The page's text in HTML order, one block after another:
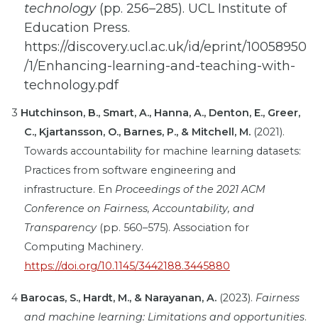
technology(pp. 256–285). UCL Institute of
Education Press.
https://discovery.ucl.ac.uk/id/eprint/10058950
/1/Enhancing-learning-and-teaching-with-
technology.pdf
3 Hutchinson, B., Smart, A., Hanna, A., Denton, E., Greer,
C., Kjartansson, O., Barnes, P., & Mitchell, M. (2021).
Towards accountability for machine learning datasets:
Practices from software engineering and
infrastructure. En Proceedings of the 2021 ACM
Conference on Fairness, Accountability, and
Transparency(pp. 560–575). Association for
Computing Machinery.
https://doi.org/10.1145/3442188.3445880
4 Barocas, S., Hardt, M., & Narayanan, A. (2023). Fairness
and machine learning: Limitations and opportunities.